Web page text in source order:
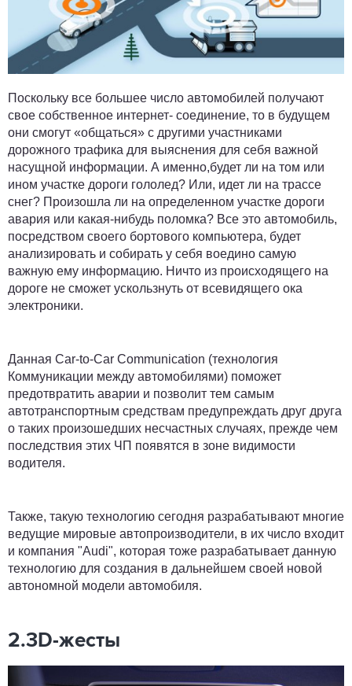
Поскольку все большее число автомобилей получают
свое собственное интернет- соединение, то в будущем
они смогут «общаться» с другими участниками
дорожного трафика для выяснения для себя важной
насущной информации. А именно,будет ли на том или
ином участке дороги гололед? Или, идет ли на трассе
снег? Произошла ли на определенном участке дороги
авария или какая-нибудь поломка? Все это автомобиль,
посредством своего бортового компьютера, будет
анализировать и собирать у себя воедино самую
важную ему информацию. Ничто из происходящего на
дороге не сможет ускользнуть от всевидящего ока
электроники.
Данная Car-to-Car Communication (технология
Коммуникации между автомобилями) поможет
предотвратить аварии и позволит тем самым
автотранспортным средствам предупреждать друг друга
о таких произошедших несчастных случаях, прежде чем
последствия этих ЧП появятся в зоне видимости
водителя.
Также, такую технологию сегодня разрабатывают многие
ведущие мировые автопроизводители, в их число входит
и компания "Audi", которая тоже разрабатывает данную
технологию для создания в дальнейшем своей новой
автономной модели автомобиля.
2.3D-жесты